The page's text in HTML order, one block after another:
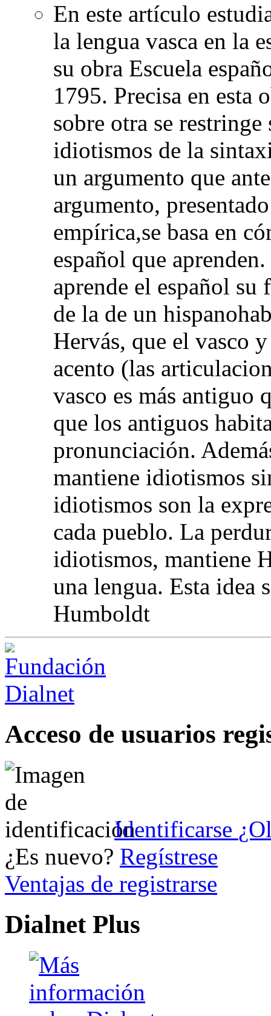
En este artículo
la lengua vasca en la
su obra Escuela
1795. Precisa en esta
sobre otra se
idiotismos de la
un argumento que
argumento,
empírica,se basa en
español que
aprende el español
de la de un
Hervás, que el vasco
acento (las
vasco es más antiguo
que los antiguos
pronunciación.
mantiene idiotismos
idiotismos son la
cada pueblo. La
idiotismos, mantiene
una lengua. Esta idea
Humboldt
Acceso de usuarios
Identificarse
¿Es nuevo? Regístrese
Ventajas de registrarse
Dialnet Plus